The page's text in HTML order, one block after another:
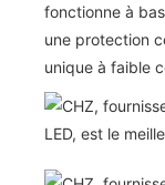
fonctionne à
une protection
unique à faible